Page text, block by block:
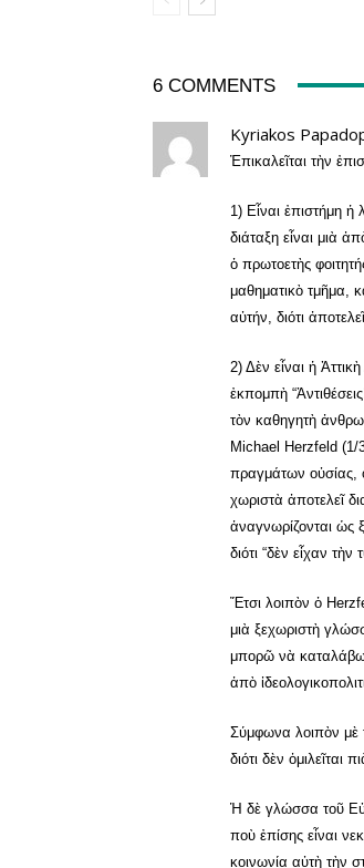
6 COMMENTS
Kyriakos
Ἐπικαλεῖται τὴν
1) Εἶναι ἐπιστήμη ἡ
διάταξη εἶναι μιὰ
ὁ πρωτοετὴς
μαθηματικὸ τμῆμα,
αὐτήν, διότι
2) Δὲν εἶναι ἡ
ἐκπομπὴ
τὸν καθηγητὴ
Michael Herzfeld (1/
πραγμάτων οὐσίας,
χωριστὰ ἀποτελεῖ
ἀναγνωρίζονται ὡς
διότι “δὲν εἶχαν
Ἔτσι λοιπὸν ὁ
μιὰ ξεχωριστὴ
μπορῶ νὰ καταλάβω
ἀπὸ
Σύμφωνα λοιπὸν μὲ
διότι δὲν ὁμιλεῖται
Ἡ δὲ γλώσσα τοῦ
ποὺ ἐπίσης εἶναι
κοινωνία αὐτὴ τὴν